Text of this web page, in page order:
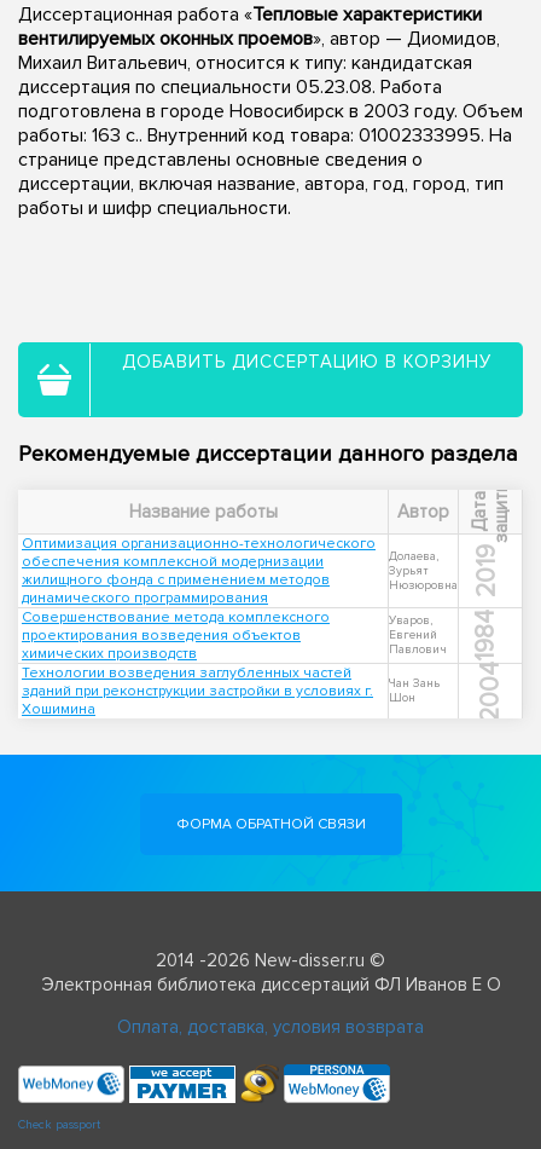
Диссертационная работа «Тепловые характеристики
вентилируемых оконных проемов», автор — Диомидов,
Михаил Витальевич, относится к типу: кандидатская
диссертация по специальности 05.23.08. Работа
подготовлена в городе Новосибирск в 2003 году. Объем
работы: 163 с.. Внутренний код товара: 01002333995. На
странице представлены основные сведения о
диссертации, включая название, автора, год, город, тип
работы и шифр специальности.
ДОБАВИТЬ ДИССЕРТАЦИЮ В КОРЗИНУ
Рекомендуемые диссертации данного раздела
Название работы Автор Д
а
т
а
з
а
щ
и
т ы
Оптимизация организационно-технологического
обеспечения комплексной модернизации
жилищного фонда с применением методов
динамического программирования
Долаева,
Зурьят
Нюзюровна
2019
Совершенствование метода комплексного
проектирования возведения объектов
химических производств
Уваров,
Евгений
Павлович
1984
Технологии возведения заглубленных частей
зданий при реконструкции застройки в условиях г.
Хошимина
Чан Зань
Шон
2004
ФОРМА ОБРАТНОЙ СВЯЗИ
2014 -2026 New-disser.ru ©
Электронная библиотека диссертаций ФЛ Иванов Е О
Оплата, доставка, условия возврата
Check passport